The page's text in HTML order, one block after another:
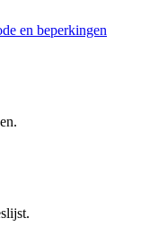
en beperkingen